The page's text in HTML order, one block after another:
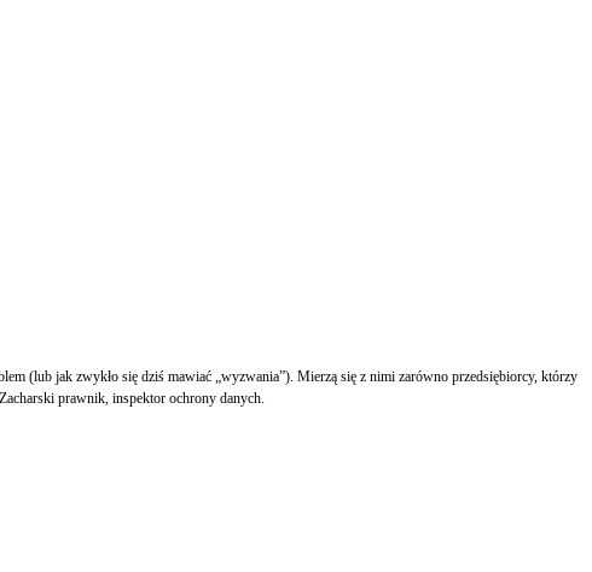
(lub jak zwykło się dziś mawiać „wyzwania”). Mierzą się z nimi zarówno przedsiębiorcy, którzy
prawnik, inspektor ochrony danych.